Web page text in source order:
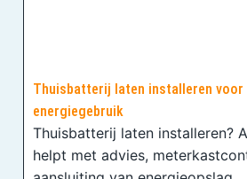
Thuisbatterij laten installeren voor
energiegebruik
Thuisbatterij laten installeren?
helpt met advies,